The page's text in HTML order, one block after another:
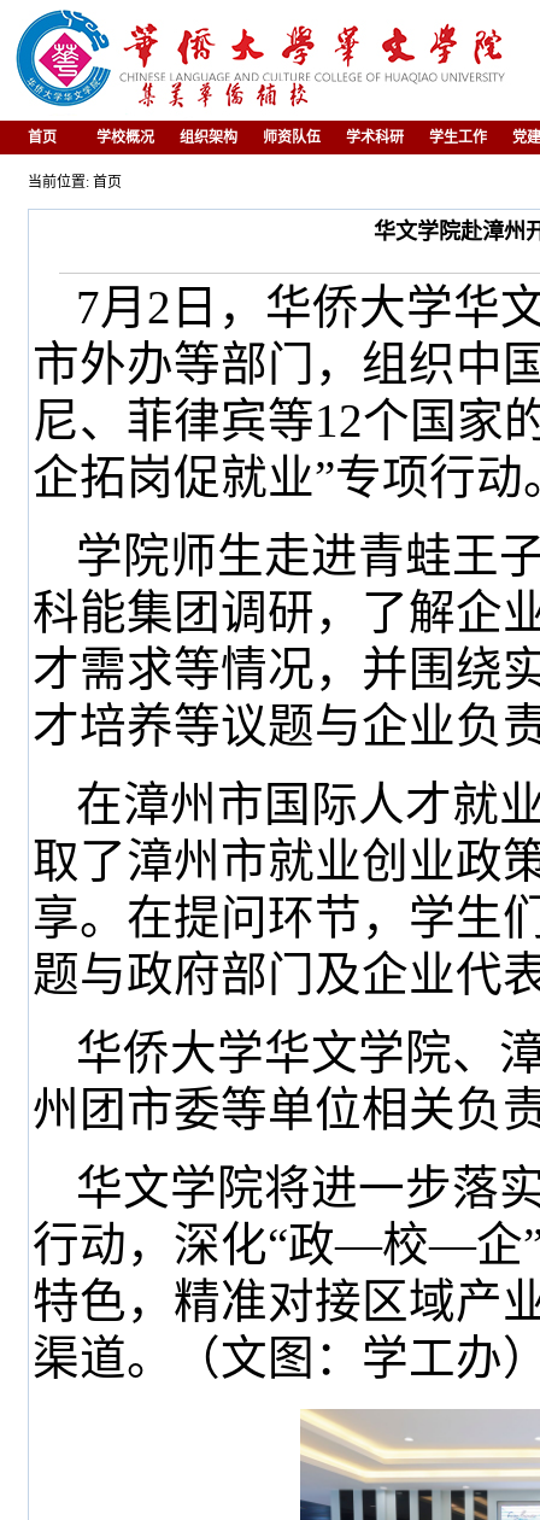
首页 学校概况 组织架构 师资队伍 学术科研 学生工作 党
当前位置: 首页
华文学院赴漳州
7月2日，华侨大学华
市外办等部门，组织中
尼、菲律宾等12个国家
企拓岗促就业”专项行动
学院师生走进青蛙王
科能集团调研，了解企
才需求等情况，并围绕
才培养等议题与企业负
在漳州市国际人才就
取了漳州市就业创业政
享。在提问环节，学生
题与政府部门及企业代
华侨大学华文学院、
州团市委等单位相关负
华文学院将进一步落
行动，深化“政—校—企
特色，精准对接区域产
渠道。（文图：学工办